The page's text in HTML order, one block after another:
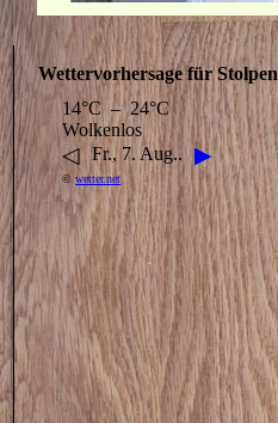
Wettervorhersage für Stolpen
14°C – 24°C
Wolkenlos
◁ Fr., 7. Aug.. ▶
©wetter.net